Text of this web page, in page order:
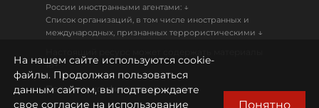
России иностранными агентами: ↓
Список организаций, в том числе иностранных и
международных, признанных террористическими ↓
18+
Политика конфиденциальности
На нашем сайте используются cookie-
файлы. Продолжая пользоваться
данным сайтом, вы подтверждаете
свое согласие на использование
Понятно